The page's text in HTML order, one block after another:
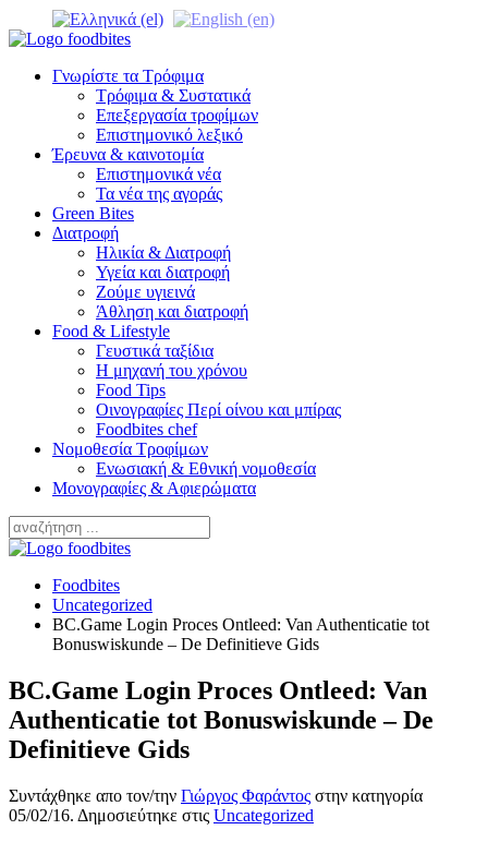
Γνωρίστε τα Τρόφιμα
Τρόφιμα & Συστατικά
Επεξεργασία τροφίμων
Επιστημονικό λεξικό
Έρευνα & καινοτομία
Επιστημονικά νέα
Τα νέα της αγοράς
Green Bites
Διατροφή
Ηλικία & Διατροφή
Υγεία και διατροφή
Ζούμε υγιεινά
Άθληση και διατροφή
Food & Lifestyle
Γευστικά ταξίδια
Η μηχανή του χρόνου
Food Tips
Οινογραφίες Περί οίνου και μπίρας
Foodbites chef
Νομοθεσία Τροφίμων
Ενωσιακή & Εθνική νομοθεσία
Μονογραφίες & Αφιερώματα
Foodbites
Uncategorized
BC.Game Login Proces Ontleed: Van Authenticatie tot
Bonuswiskunde – De Definitieve Gids
BC.Game Login Proces Ontleed: Van
Authenticatie tot Bonuswiskunde – De
Definitieve Gids
Συντάχθηκε απο τον/την Γιώργος Φαράντος στην κατηγορία
05/02/16. Δημοσιεύτηκε στις Uncategorized